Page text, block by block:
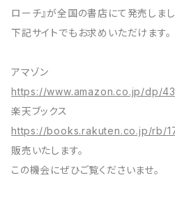
ローチ』が全国の書店にて発売しまし
下記サイトでもお求めいただけます。
アマゾン
https://www.amazon.co.jp/dp/
楽天ブックス
https://books.rakuten.co.jp/rb/
販売いたします。
この機会にぜひご覧くださいませ。